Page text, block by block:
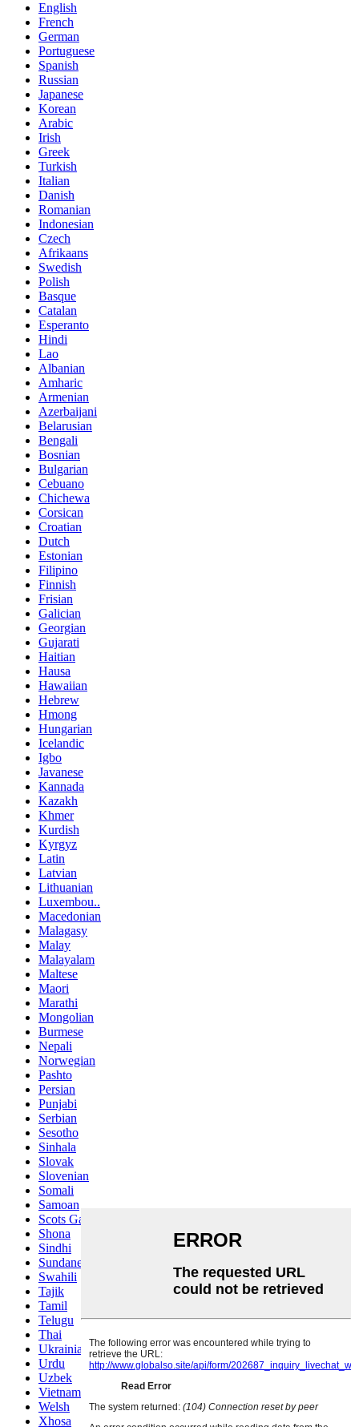
English
French
German
Portuguese
Spanish
Russian
Japanese
Korean
Arabic
Irish
Greek
Turkish
Italian
Danish
Romanian
Indonesian
Czech
Afrikaans
Swedish
Polish
Basque
Catalan
Esperanto
Hindi
Lao
Albanian
Amharic
Armenian
Azerbaijani
Belarusian
Bengali
Bosnian
Bulgarian
Cebuano
Chichewa
Corsican
Croatian
Dutch
Estonian
Filipino
Finnish
Frisian
Galician
Georgian
Gujarati
Haitian
Hausa
Hawaiian
Hebrew
Hmong
Hungarian
Icelandic
Igbo
Javanese
Kannada
Kazakh
Khmer
Kurdish
Kyrgyz
Latin
Latvian
Lithuanian
Luxembou..
Macedonian
Malagasy
Malay
Malayalam
Maltese
Maori
Marathi
Mongolian
Burmese
Nepali
Norwegian
Pashto
Persian
Punjabi
Serbian
Sesotho
Sinhala
Slovak
Slovenian
Somali
Samoan
Scots Gaelic
Shona
Sindhi
Sundanese
Swahili
Tajik
Tamil
Telugu
Thai
Ukrainian
Urdu
Uzbek
Vietnamese
Welsh
Xhosa